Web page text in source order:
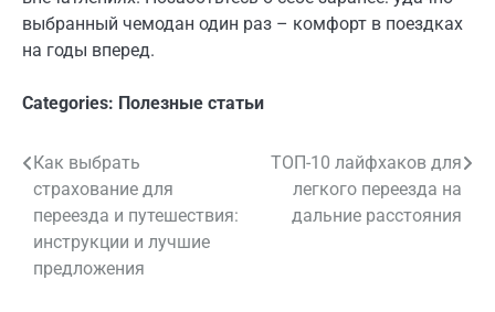
выбранный чемодан один раз – комфорт в поездках
на годы вперед.
Categories: Полезные статьи
Навигация
по
записям
Как выбрать
страхование для
переезда и путешествия:
инструкции и лучшие
предложения
ТОП-10 лайфхаков для
легкого переезда на
дальние расстояния